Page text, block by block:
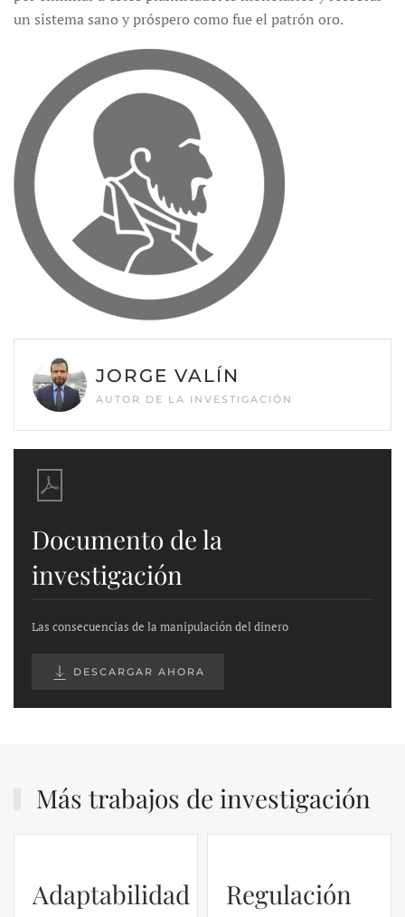
un sistema sano y próspero como fue el patrón oro.
JORGE VALÍN
AUTOR DE LA INVESTIGACIÓN
Documento de la
investigación
Las consecuencias de la manipulación del dinero
DESCARGAR AHORA
Más trabajos de investigación
Adaptabilidad
Regulación